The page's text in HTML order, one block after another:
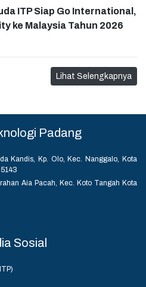
ITP Siap Go International,
ke Malaysia Tahun 2026
Lihat Selengkapnya
Padang
Kandis, Kp. Olo, Kec. Nanggalo, Kota
Aia Pacah, Kec. Koto Tangah Kota
Sosial